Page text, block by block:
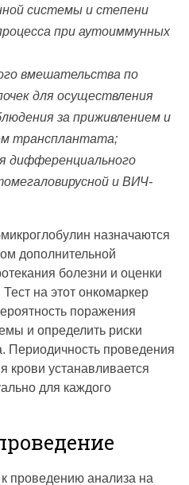
системы и степени
при аутоиммунных
вмешательства по
для осуществления
за приживлением и
трансплантата;
дифференциального
и ВИЧ-
назначаются
дополнительной
болезни и оценки
на этот онкомаркер
поражения
и определить риски
Периодичность проведения
крови устанавливается
для каждого
проведению анализа на